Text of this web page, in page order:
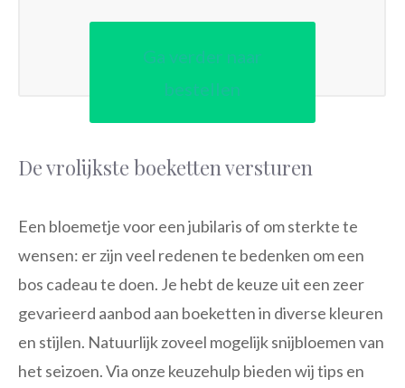
Ga verder naar
bestellen
De vrolijkste boeketten versturen
Een bloemetje voor een jubilaris of om sterkte te
wensen: er zijn veel redenen te bedenken om een
bos cadeau te doen. Je hebt de keuze uit een zeer
gevarieerd aanbod aan boeketten in diverse kleuren
en stijlen. Natuurlijk zoveel mogelijk snijbloemen van
het seizoen. Via onze keuzehulp bieden wij tips en